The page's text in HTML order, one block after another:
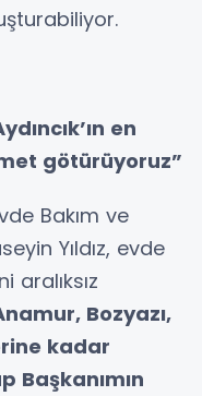
en
götürüyoruz”
Bakım ve
Yıldız, evde
aralıksız
Bozyazı,
kadar
Başkanımın